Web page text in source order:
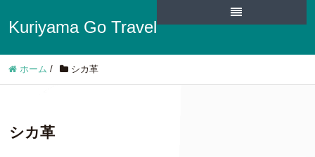
Kuriyama Go Travel
ホーム / シカ革
シカ革